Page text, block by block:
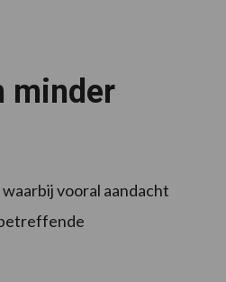
minder
vooral aandacht